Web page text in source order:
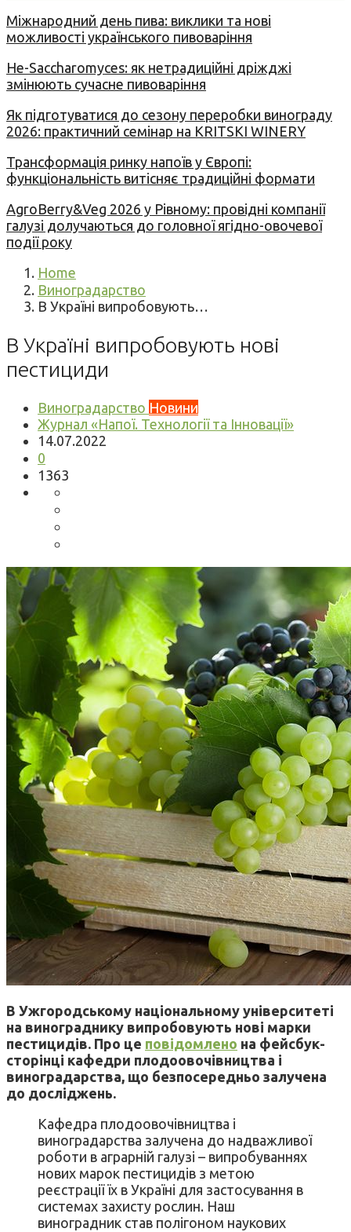
Міжнародний день пива: виклики та нові
можливості українського пивоваріння
Не-Saccharomyces: як нетрадиційні дріжджі
змінюють сучасне пивоваріння
Як підготуватися до сезону переробки винограду
2026: практичний семінар на KRITSKI WINERY
Трансформація ринку напоїв у Європі:
функціональність витісняє традиційні формати
AgroBerry&Veg 2026 у Рівному: провідні компанії
галузі долучаються до головної ягідно-овочевої
події року
Home
Виноградарство
В Україні випробовують…
В Україні випробовують нові
пестициди
Виноградарство Новини
Журнал «Напої. Технології та Інновації»
14.07.2022
0
1363
В Ужгородському національному університеті
на винограднику випробовують нові марки
пестицидів. Про це повідомлено на фейсбук-
сторінці кафедри плодоовочівництва і
виноградарства, що безпосередньо залучена
до досліджень.
Кафедра плодоовочівництва і
виноградарства залучена до надважливої
роботи в аграрній галузі – випробуваннях
нових марок пестицидів з метою
реєстрації їх в Україні для застосування в
системах захисту рослин. Наш
виноградник став полігоном наукових